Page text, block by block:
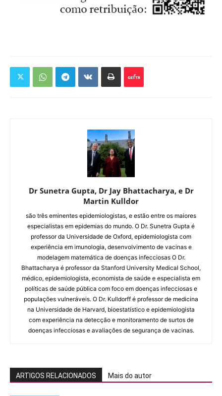
Dr Sunetra Gupta, Dr Jay Bhattacharya, e Dr
Martin Kulldor
são três eminentes epidemiologistas, e estão entre os maiores
especialistas em epidemias do mundo. O Dr. Sunetra Gupta é
professor da Universidade de Oxford, epidemiologista com
experiência em imunologia, desenvolvimento de vacinas e
modelagem matemática de doenças infecciosas O Dr.
Bhattacharya é professor da Stanford University Medical School,
médico, epidemiologista, economista de saúde e especialista em
políticas de saúde pública com foco em doenças infecciosas e
populações vulneráveis. O Dr. Kulldorff é professor de medicina
na Universidade de Harvard, bioestatístico e epidemiologista
com experiência na detecção e monitoramento de surtos de
doenças infecciosas e avaliações de segurança de vacinas.
ARTIGOS RELACIONADOS Mais do autor